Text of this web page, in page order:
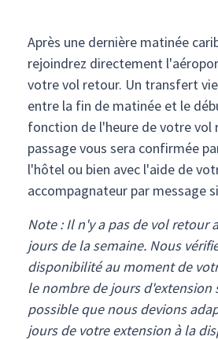
Après une dernière matinée
rejoindrez directement
votre vol retour. Un transfert
entre la fin de matinée et le
fonction de l'heure de votre vol
passage vous sera confirmée
l'hôtel ou bien avec l'aide de
accompagnateur par message
Note : Il n'y a pas de vol retour
jours de la semaine. Nous
disponibilité au moment de
le nombre de jours d'extension
possible que nous devions
jours de votre extension à la